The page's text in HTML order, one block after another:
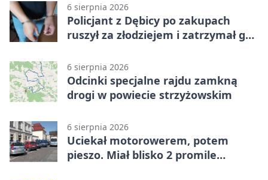
6 sierpnia 2026
Policjant z Dębicy po zakupach
ruszył za złodziejem i zatrzymał go
6 sierpnia 2026
Odcinki specjalne rajdu zamkną
drogi w powiecie strzyżowskim
6 sierpnia 2026
Uciekał motorowerem, potem
pieszo. Miał blisko 2 promile